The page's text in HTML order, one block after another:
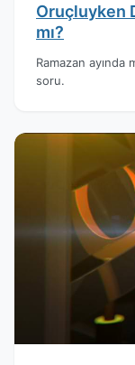
Oruçluyken
mı?
Ramazan ayında
soru.